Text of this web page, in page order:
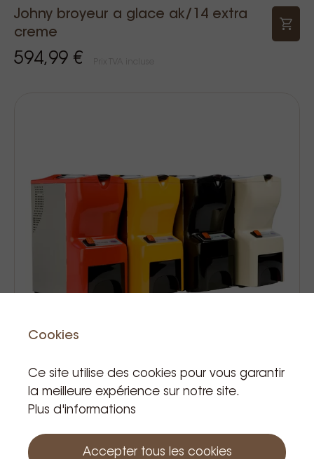
Johny broyeur a glace ak/14 extra
creme
594,99 €
Johny broyeur a glace ak/14 extra
red
594,99 € Prix TVA incluse
Cookies
Ce site utilise des cookies pour vous garantir
la meilleure expérience sur notre site.
Plus d'informations
Accepter tous les cookies